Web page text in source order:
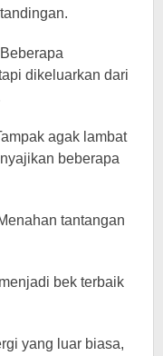
Beberapa
dikeluarkan dari
agak lambat
beberapa
tantangan
bek terbaik
yang luar biasa,